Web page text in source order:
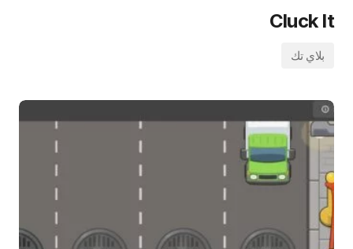
Cluck It
بلاي تك